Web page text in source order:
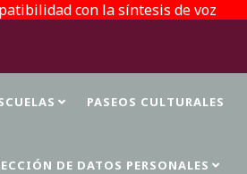
con la síntesis de voz
PASEOS CULTURALES
DE DATOS PERSONALES